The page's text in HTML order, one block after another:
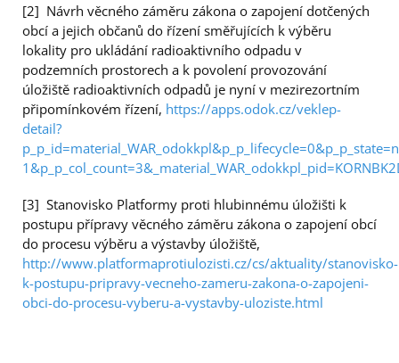
[2] Návrh věcného záměru zákona o zapojení dotčených
obcí a jejich občanů do řízení směřujících k výběru
lokality pro ukládání radioaktivního odpadu v
podzemních prostorech a k povolení provozování
úložiště radioaktivních odpadů je nyní v mezirezortním
připomínkovém řízení, https://apps.odok.cz/veklep-
detail?
[3] Stanovisko Platformy proti hlubinnému úložišti k
postupu přípravy věcného záměru zákona o zapojení obcí
do procesu výběru a výstavby úložiště,
http://www.platformaprotiulozisti.cz/cs/aktuality/stanovisko-
k-postupu-pripravy-vecneho-zameru-zakona-o-zapojeni-
obci-do-procesu-vyberu-a-vystavby-uloziste.html